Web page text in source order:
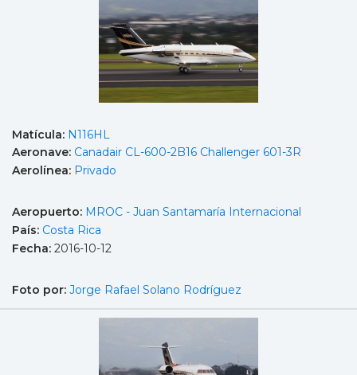
Matícula: N116HL
Aeronave: Canadair CL-600-2B16 Challenger 601-3R
Aerolínea: Privado
Aeropuerto: MROC - Juan Santamaría Internacional
País: Costa Rica
Fecha: 2016-10-12
Foto por: Jorge Rafael Solano Rodríguez